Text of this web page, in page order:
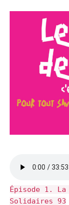
Épisode 1.
Solidaires 93